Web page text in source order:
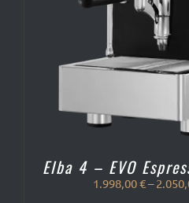
Elba 4 – EVO
1.998,00€–